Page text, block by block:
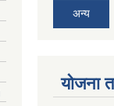
अन्य
योजना